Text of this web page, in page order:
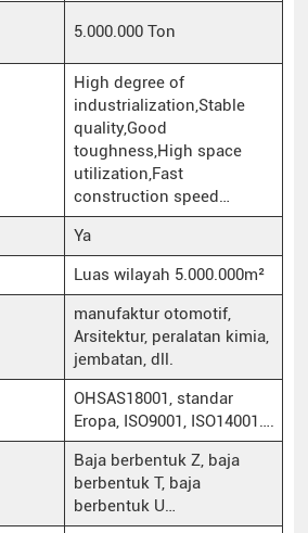
5.000.000 Ton
High degree of
industrialization,Stable
quality,Good
toughness,High space
utilization,Fast
construction speed…
Ya
Luas wilayah 5.000.000m²
manufaktur otomotif,
Arsitektur, peralatan kimia,
jembatan, dll.
OHSAS18001, standar
Eropa, ISO9001, ISO14001….
Baja berbentuk Z, baja
berbentuk T, baja
berbentuk U…